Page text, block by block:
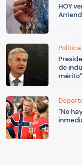
HOY
Política
de
mérito"
"No